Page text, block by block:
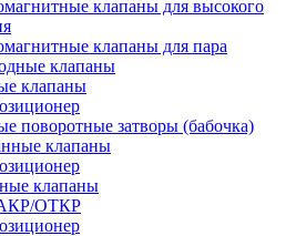
клапаны для высокого
клапаны для пара
клапаны
клапаны
поворотные затворы (бабочка)
клапаны
клапаны
ОТКР